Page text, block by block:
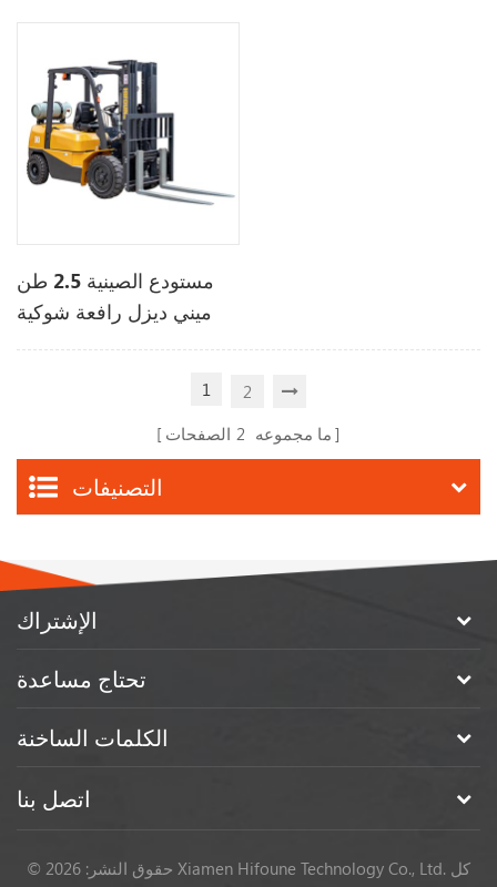
مستودع الصينية 2.5 طن
ميني ديزل رافعة شوكية
1
2
ما مجموعه 2 الصفحات
التصنيفات
الإشتراك
تحتاج مساعدة
الكلمات الساخنة
اتصل بنا
© حقوق النشر: 2026 Xiamen Hifoune Technology Co., Ltd. كل